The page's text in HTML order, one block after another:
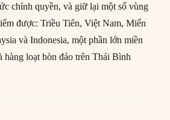
chính quyền, và giữ lại một số vùng
được: Triều Tiên, Việt Nam, Miến
và Indonesia, một phần lớn miền
hàng loạt hòn đảo trên Thái Bình